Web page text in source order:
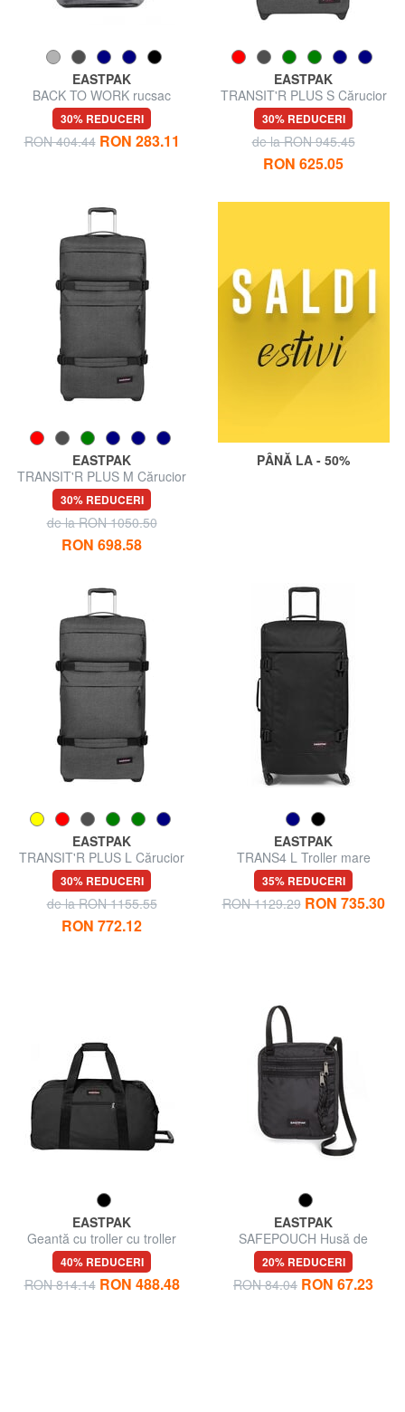
EASTPAK
BACK TO WORK rucsac
pentru laptop 15"
30% REDUCERI
RON 404.44 RON 283.11
EASTPAK
TRANSIT'R PLUS S Cărucior
pentru bagaje de mână
30% REDUCERI
de la RON 945.45
RON 625.05
EASTPAK
TRANSIT'R PLUS M Cărucior
mediu
30% REDUCERI
de la RON 1050.50
RON 698.58
PÂNĂ LA - 50%
EASTPAK
TRANSIT'R PLUS L Cărucior
mare
30% REDUCERI
de la RON 1155.55
RON 772.12
EASTPAK
TRANS4 L Troller mare
35% REDUCERI
RON 1129.29 RON 735.30
EASTPAK
Geantă cu troller cu troller
CONTAINER 85
40% REDUCERI
RON 814.14 RON 488.48
EASTPAK
SAFEPOUCH Husă de
călătorie sigură pentru gât
20% REDUCERI
RON 84.04 RON 67.23